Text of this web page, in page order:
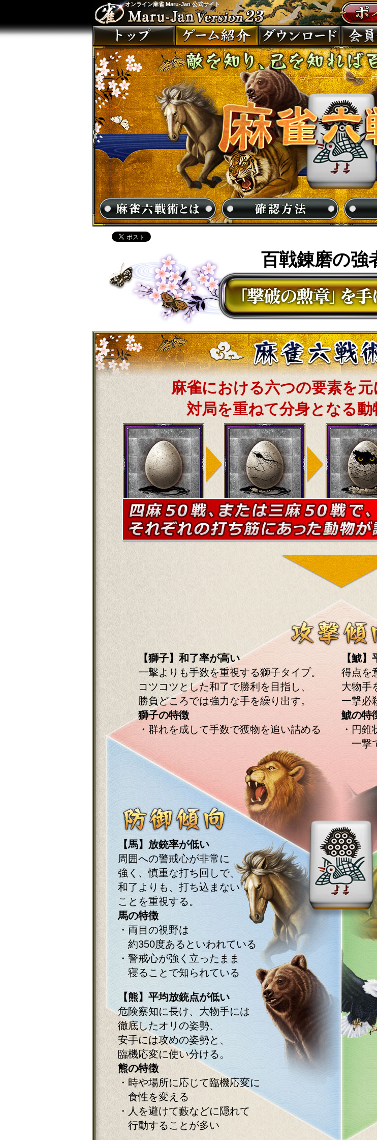
オンライン麻雀 Maru-Jan 公式サイト
百戦錬磨の強
麻雀における六つの要素を元
対局を重ねて分身となる動
【獅子】和了率が高い
一撃よりも手数を重視する獅子タイプ。
コツコツとした和了で勝利を目指し、
勝負どころでは強力な手を繰り出す。
獅子の特徴
・群れを成して手数で獲物を追い詰める
【鯱
得点を
大物手
一撃必
鯱の特
・円
一撃
【馬】放銃率が低い
周囲への警戒心が非常に
強く、慎重な打ち回しで、
和了よりも、打ち込まない
ことを重視する。
馬の特徴
・両目の視野は
約350度あるといわれている
・警戒心が強く立ったまま
寝ることで知られている
【熊】平均放銃点が低い
危険察知に長け、大物手には
徹底したオリの姿勢、
安手には攻めの姿勢と、
臨機応変に使い分ける。
熊の特徴
・時や場所に応じて臨機応変に
食性を変える
・人を避けて藪などに隠れて
行動することが多い